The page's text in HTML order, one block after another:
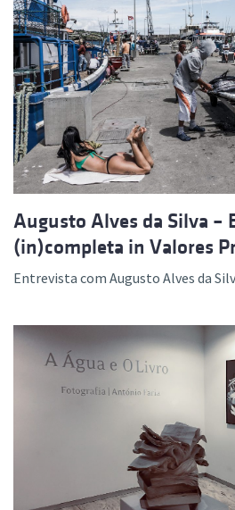
Augusto Alves da Silva –
(in)completa in Valores
Entrevista com Augusto Alves da